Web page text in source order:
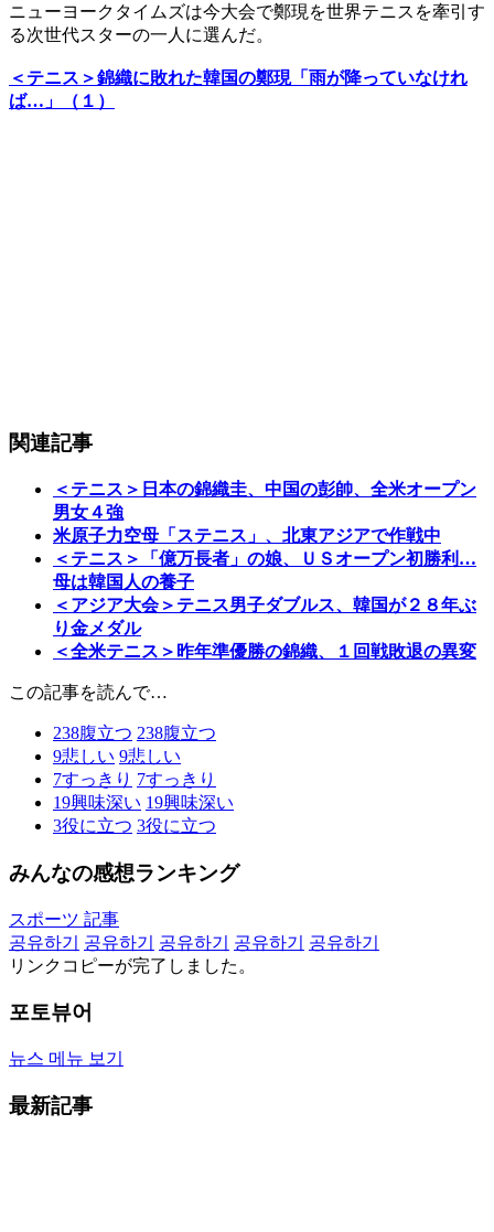
ニューヨークタイムズは今大会で鄭現を世界テニスを牽引す
る次世代スターの一人に選んだ。
＜テニス＞錦織に敗れた韓国の鄭現「雨が降っていなけれ
ば…」（１）
関連記事
＜テニス＞日本の錦織圭、中国の彭帥、全米オープン
男女４強
米原子力空母「ステニス」、北東アジアで作戦中
＜テニス＞「億万長者」の娘、ＵＳオープン初勝利…
母は韓国人の養子
＜アジア大会＞テニス男子ダブルス、韓国が２８年ぶ
り金メダル
＜全米テニス＞昨年準優勝の錦織、１回戦敗退の異変
この記事を読んで…
238腹立つ 238腹立つ
9悲しい 9悲しい
7すっきり 7すっきり
19興味深い 19興味深い
3役に立つ 3役に立つ
みんなの感想ランキング
スポーツ 記事
공유하기
공유하기 공유하기 공유하기
공유하기
リンクコピーが完了しました。
포토뷰어
뉴스 메뉴 보기
最新記事